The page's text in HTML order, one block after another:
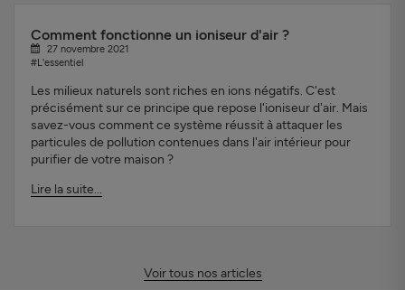
Comment fonctionne un ioniseur d'air ?
27 novembre 2021
#L'essentiel
Les milieux naturels sont riches en ions négatifs. C'est
précisément sur ce principe que repose l'ioniseur d'air. Mais
savez-vous comment ce système réussit à attaquer les
particules de pollution contenues dans l'air intérieur pour
purifier de votre maison ?
Lire la suite...
Voir tous nos articles